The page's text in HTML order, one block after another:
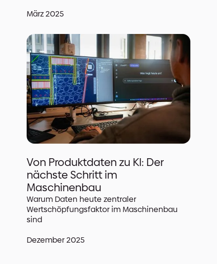
März 2025
Von Produktdaten zu KI: Der
nächste Schritt im
Maschinenbau
Warum Daten heute zentraler
Wertschöpfungsfaktor im Maschinenbau
sind
Dezember 2025